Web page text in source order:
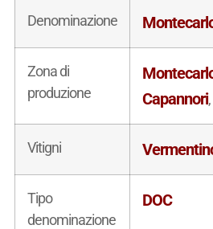
Denominazione
Zona di
produzione
Capannori,
Vitigni
Tipo
denominazione
DOC